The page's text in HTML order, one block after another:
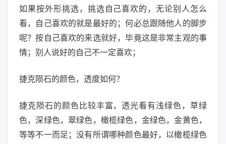
如果按外形挑选，挑选自己喜欢的，无论别人怎么
看，自己喜欢的就是最好的；何必总跟随他人的脚步
呢？按自己喜欢的来选就好，毕竟这是非常主观的事
情；别人说好的自己不一定喜欢；
捷克陨石的颜色，透度如何？
捷克陨石的颜色比较丰富，透光看有浅绿色，草绿
色，深绿色，翠绿色，橄榄绿色，金绿色，金黄色，
等等不一而足；没有所谓哪种颜色最好，以橄榄绿色